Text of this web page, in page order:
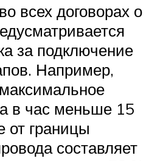
всех договорах о
за подключение
Например,
в час меньше 15
от границы
составляет